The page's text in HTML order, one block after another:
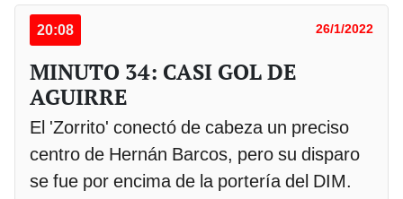
20:08 26/1/2022
MINUTO 34: CASI GOL DE
AGUIRRE
El 'Zorrito' conectó de cabeza un preciso
centro de Hernán Barcos, pero su disparo
se fue por encima de la portería del DIM.